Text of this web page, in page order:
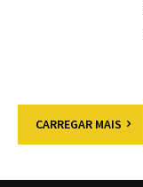
CARREGAR MAIS